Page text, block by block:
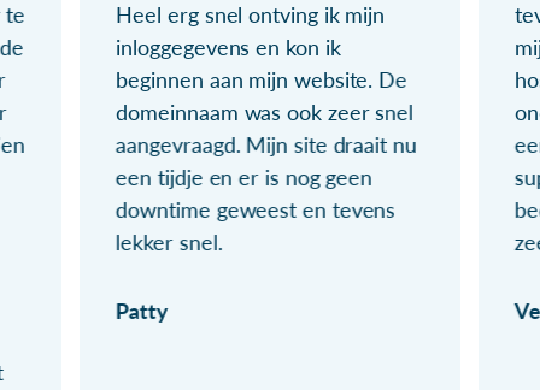
te
Heel erg snel ontving ik mijn
inloggegevens en kon ik
beginnen aan mijn website. De
domeinnaam was ook zeer snel
aangevraagd. Mijn site draait nu
een tijdje en er is nog geen
downtime geweest en tevens
lekker snel.
Patty